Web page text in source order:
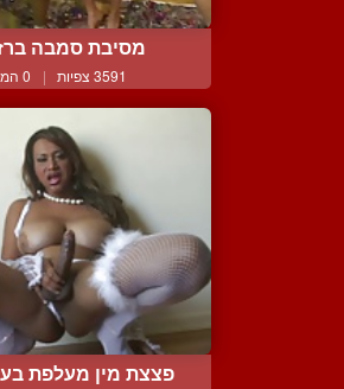
מסיבת סמבה
3591 צפיות | 0 המלצות
פצצת מין מעלפת